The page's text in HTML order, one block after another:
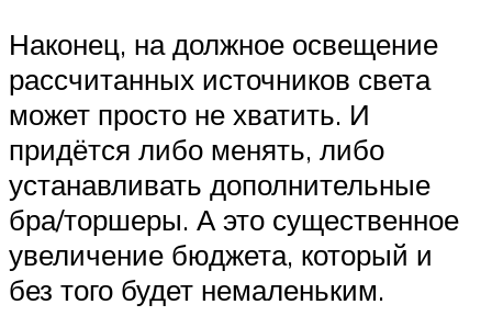
Наконец, на должное освещение
рассчитанных источников света
может просто не хватить. И
придётся либо менять, либо
устанавливать дополнительные
бра/торшеры. А это существенное
увеличение бюджета, который и
без того будет немаленьким.